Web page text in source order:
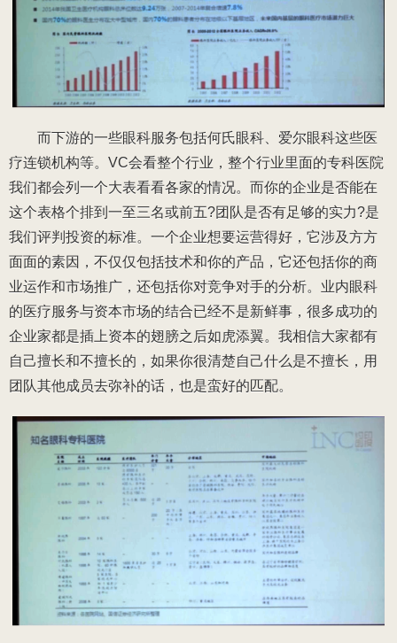
而下游的一些眼科服务包括何氏眼科、爱尔眼科这些医
疗连锁机构等。VC会看整个行业，整个行业里面的专科医院
我们都会列一个大表看看各家的情况。而你的企业是否能在
这个表格个排到一至三名或前五?团队是否有足够的实力?是
我们评判投资的标准。一个企业想要运营得好，它涉及方方
面面的素因，不仅仅包括技术和你的产品，它还包括你的商
业运作和市场推广，还包括你对竞争对手的分析。业内眼科
的医疗服务与资本市场的结合已经不是新鲜事，很多成功的
企业家都是插上资本的翅膀之后如虎添翼。我相信大家都有
自己擅长和不擅长的，如果你很清楚自己什么是不擅长，用
团队其他成员去弥补的话，也是蛮好的匹配。